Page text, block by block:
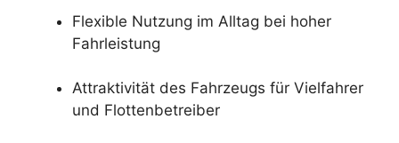
Flexible Nutzung im Alltag bei hoher
Fahrleistung
Attraktivität des Fahrzeugs für Vielfahrer
und Flottenbetreiber